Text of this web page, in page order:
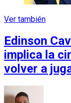
Ver también
Edinson
implica la
volver a